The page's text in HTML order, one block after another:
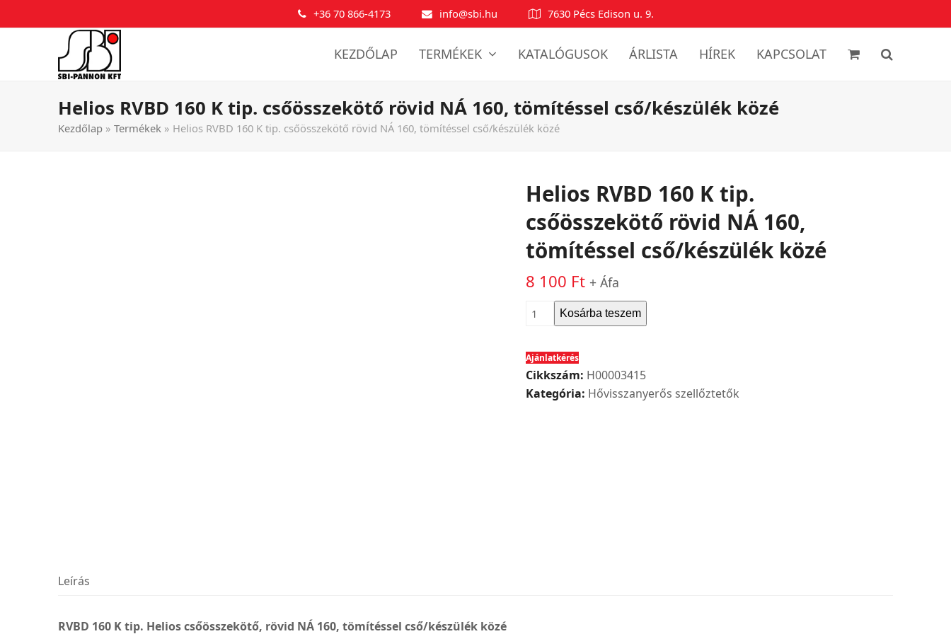
+36 70 866-4173 info@sbi.hu 7630 Pécs Edison u. 9.
KEZDŐLAP TERMÉKEK KATALÓGUSOK ÁRLISTA HÍREK KAPCSOLAT
Helios RVBD 160 K tip. csőösszekötő rövid NÁ 160, tömítéssel cső/készülék közé
Kezdőlap » Termékek » Helios RVBD 160 K tip. csőösszekötő rövid NÁ 160, tömítéssel cső/készülék közé
Helios RVBD 160 K tip.
csőösszekötő rövid NÁ 160,
tömítéssel cső/készülék közé
8 100 Ft + Áfa
Helios
RVBD
K
tip.
csőösszekötő
Kosárba teszem
Ajánlatkérés
Cikkszám: H00003415
Kategória: Hővisszanyerős szellőztetők
Leírás
RVBD 160 K tip. Helios csőösszekötő, rövid NÁ 160, tömítéssel cső/készülék közé